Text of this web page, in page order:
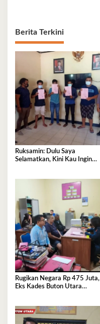
Berita Terkini
Ruksamin: Dulu Saya
Selamatkan, Kini Kau Ingin
Rugikan Negara Rp 475 Juta,
Eks Kades Buton Utara